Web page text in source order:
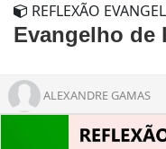
REFLEXÃO
Evangelho de
ALEXANDRE GAMAS